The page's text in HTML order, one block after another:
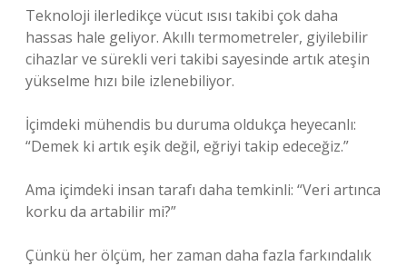
Teknoloji ilerledikçe vücut ısısı takibi çok daha
hassas hale geliyor. Akıllı termometreler, giyilebilir
cihazlar ve sürekli veri takibi sayesinde artık ateşin
yükselme hızı bile izlenebiliyor.
İçimdeki mühendis bu duruma oldukça heyecanlı:
“Demek ki artık eşik değil, eğriyi takip edeceğiz.”
Ama içimdeki insan tarafı daha temkinli: “Veri artınca
korku da artabilir mi?”
Çünkü her ölçüm, her zaman daha fazla farkındalık